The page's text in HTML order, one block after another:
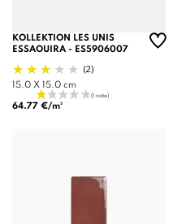
KOLLEKTION LES UNIS
ESSAOUIRA - ES5906007
(2)
15.0 X 15.0 cm
64.77 €/m²